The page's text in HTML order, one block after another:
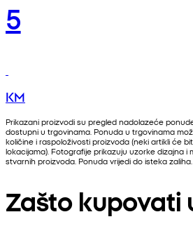
5
KM
Prikazani proizvodi su pregled nadolazeće
dostupni u trgovinama. Ponuda u trgovinama
količine i raspoloživosti proizvoda (neki artikli će
lokacijama). Fotografije prikazuju uzorke dizajna i
stvarnih proizvoda. Ponuda vrijedi do isteka zaliha.
Zašto kupovati